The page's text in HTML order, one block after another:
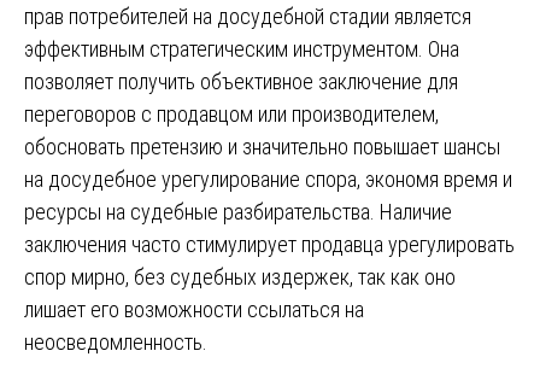
прав потребителей на досудебной стадии является
эффективным стратегическим инструментом. Она
позволяет получить объективное заключение для
переговоров с продавцом или производителем,
обосновать претензию и значительно повышает шансы
на досудебное урегулирование спора, экономя время и
ресурсы на судебные разбирательства. Наличие
заключения часто стимулирует продавца урегулировать
спор мирно, без судебных издержек, так как оно
лишает его возможности ссылаться на
неосведомленность.